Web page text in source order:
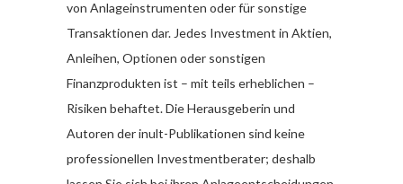
von Anlageinstrumenten oder für sonstige
Transaktionen dar. Jedes Investment in Aktien,
Anleihen, Optionen oder sonstigen
Finanzprodukten ist – mit teils erheblichen –
Risiken behaftet. Die Herausgeberin und
Autoren der inult-Publikationen sind keine
professionellen Investmentberater; deshalb